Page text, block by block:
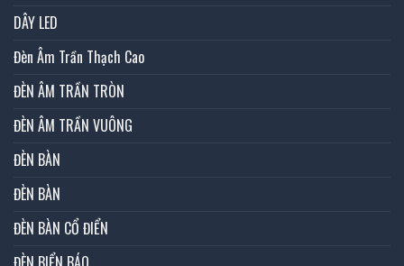
DÂY LED
Đèn Âm Trần Thạch Cao
ĐÈN ÂM TRẦN TRÒN
ĐÈN ÂM TRẦN VUÔNG
ĐÈN BÀN
ĐÈN BÀN
ĐÈN BÀN CỔ ĐIỂN